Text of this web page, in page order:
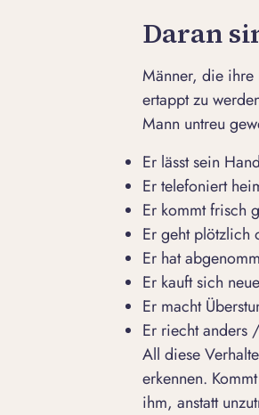
Daran
Männer, die ihre
ertappt zu
Mann untreu
Er lässt sein
Er telefoniert
Er kommt frisch
Er geht plötzlich
Er hat
Er kauft sich
Er macht
Er riecht anders
All diese
erkennen.
ihm, anstatt